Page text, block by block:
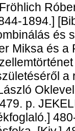
1894.]
és
Miksa és a
p.